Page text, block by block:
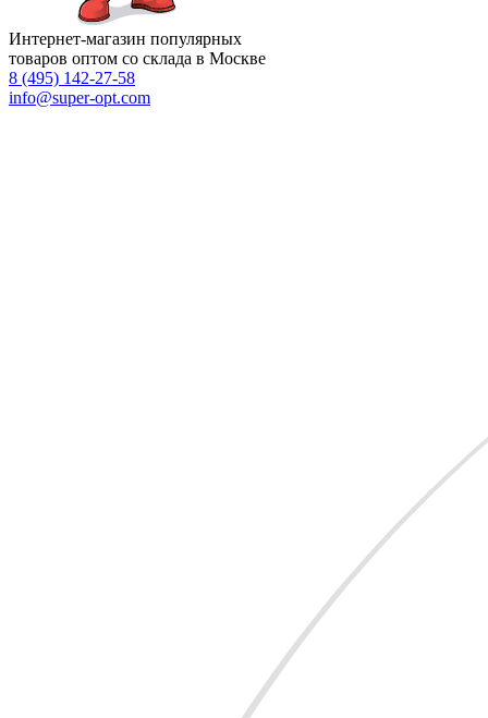
Интернет-магазин популярных
товаров оптом со склада в Москве
8 (495) 142-27-58
info@super-opt.com